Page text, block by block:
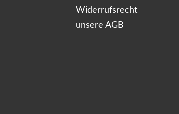
Widerrufsrecht
unsere AGB